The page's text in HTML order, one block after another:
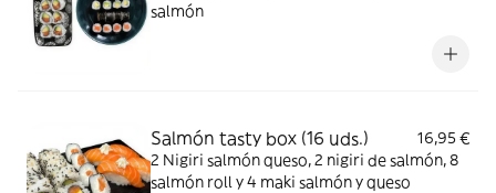
salmón
Salmón tasty box (16 uds.)
16,95 €
2 Nigiri salmón queso, 2 nigiri de salmón, 8
salmón roll y 4 maki salmón y queso